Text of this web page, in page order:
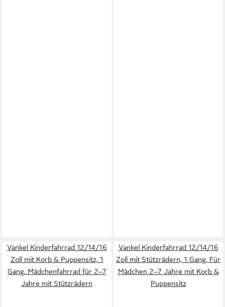
Vankel Kinderfahrrad 12/14/16
Zoll mit Korb & Puppensitz, 1
Gang, Mädchenfahrrad für 2–7
Jahre mit Stützrädern
Vankel Kinderfahrrad 12/14/16
Zoll mit Stützrädern, 1 Gang, Für
Mädchen 2–7 Jahre mit Korb &
Puppensitz